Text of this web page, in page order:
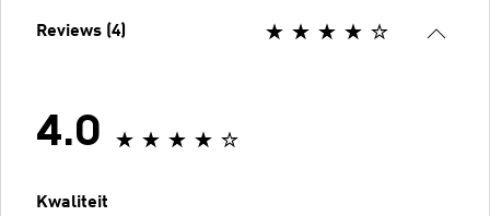
Reviews (4)
4.0
Kwaliteit